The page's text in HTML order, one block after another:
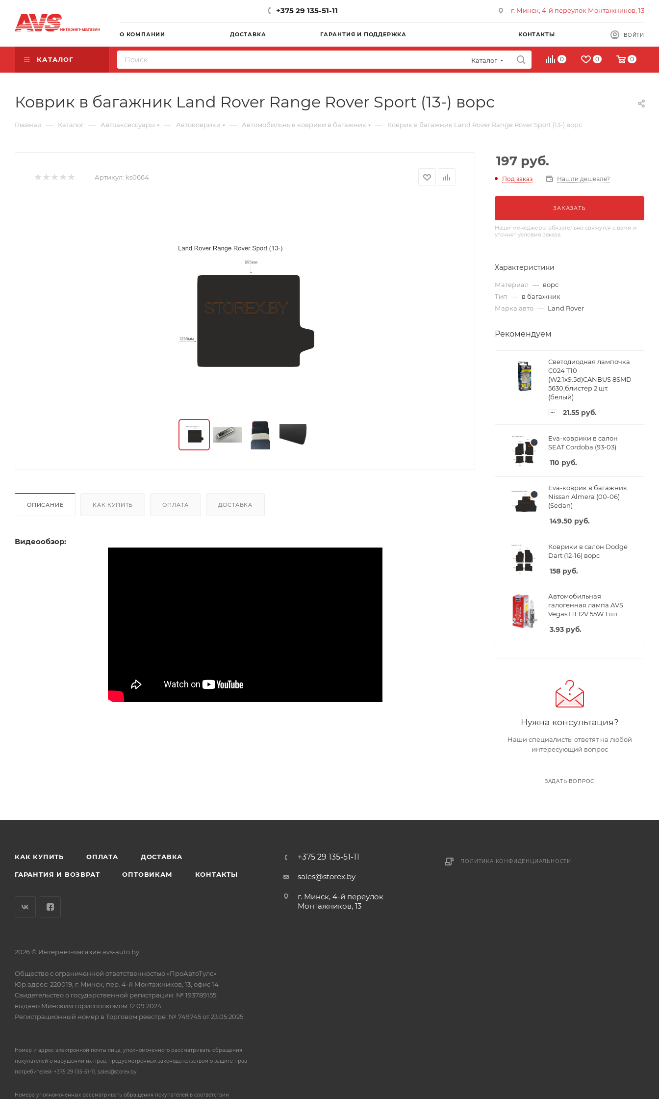
+375 29 135-51-11 г. Минск, 4-й переулок Монтажников, 13
О КОМПАНИИ ДОСТАВКА ГАРАНТИЯ И ПОДДЕРЖКА КОНТАКТЫ ВОЙТИ
КАТАЛОГ Каталог 0 0 0
Коврик в багажник Land Rover Range Rover Sport (13-) ворс
Главная — Каталог — Автоаксессуары — Автоковрики — Автомобильные коврики в багажник — Коврик в багажник Land Rover Range Rover Sport (13-) ворс
Артикул: ks0664
ОПИСАНИЕ КАК КУПИТЬ ОПЛАТА ДОСТАВКА
Видеообзор:
197 руб.
Под заказ Нашли дешевле?
ЗАКАЗАТЬ
Наши менеджеры обязательно свяжутся с вами и
уточнят условия заказа
Характеристики
Материал — ворс
Тип — в багажник
Марка авто — Land Rover
Рекомендуем
Светодиодная лампочка
C024 T10
(W2.1x9.5d)CANBUS 8SMD
5630,блистер 2 шт.
(белый)
21.55 руб.
Eva-коврики в салон
SEAT Cordoba (93-03)
110 руб.
Eva-коврик в багажник
Nissan Almera (00-06)
(Sedan)
149.50 руб.
Коврики в салон Dodge
Dart (12-16) ворс
158 руб.
Автомобильная
галогенная лампа AVS
Vegas H1.12V.55W.1 шт.
3.93 руб.
Нужна консультация?
Наши специалисты ответят на любой
интересующий вопрос
ЗАДАТЬ ВОПРОС
КАК КУПИТЬ ОПЛАТА ДОСТАВКА
ГАРАНТИЯ И ВОЗВРАТ ОПТОВИКАМ КОНТАКТЫ
+375 29 135-51-11
sales@storex.by
г. Минск, 4-й переулок
Монтажников, 13
ПОЛИТИКА КОНФИДЕНЦИАЛЬНОСТИ
2026 © Интернет-магазин avs-auto.by
Общество с ограниченной ответственностью «ПроАвтоТулс»
Юр.адрес: 220019, г. Минск, пер. 4-й Монтажников, 13, офис 14
Свидетельство о государственной регистрации: № 193789155,
выдано Минским горисполкомом 12.09.2024
Регистрационный номер в Торговом реестре: № 749745 от 23.05.2025
Номер и адрес электронной почты лица, уполномоченного рассматривать обращения
покупателей о нарушении их прав, предусмотренных законодательством о защите прав
потребителей: +375 29 135-51-11, sales@storex.by
Номера уполномоченных рассматривать обращения покупателей в соответствии